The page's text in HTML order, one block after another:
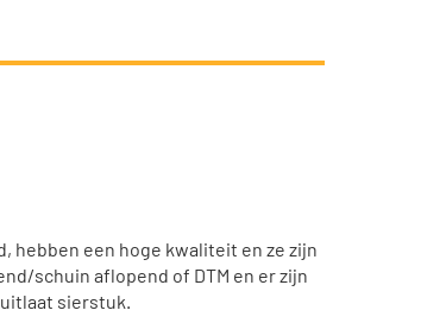
hebben een hoge kwaliteit en ze zijn
schuin aflopend of DTM en er zijn
sierstuk.